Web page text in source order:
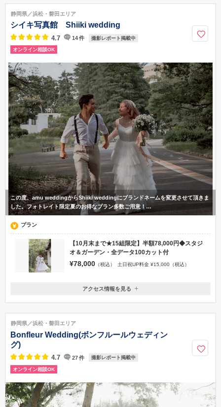
州鉄道「曳馬駅」から車で約10分
050-1871-2150
静岡県／浜松・磐田エリア
シイキ写真館 Shiiki wedding
4.7 14件 撮影レポート掲載中
オンライン相談OK
この度、amu weddingからShiiki weddingにブランドネームを変更させて頂きま
した。フォトレイト限定夏のお得なプラン多数ご用意！…
プラン
【10月末まで★15組限定】半額78,000円◆スタジ
オ＆ガーデン・全データ100カット付
¥78,000 （税込） 土日祝UP料金 ¥15,000（税込）
静岡県浜松市中央区田町328-2 高見ビル1階
053-451-7077
アクセス情報を見る
静岡県／浜松・磐田エリア
Bonfleur Wedding(ボンフルールウェディン
グ)
4.7 27件 撮影レポート掲載中
オンライン相談OK